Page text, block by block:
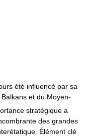
été influencé par sa
et du Moyen-
stratégique a
des grandes
Élément clé